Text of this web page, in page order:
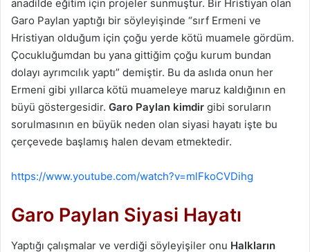
anadilde eğitim için projeler sunmuştur. Bir Hristiyan olan
Garo Paylan yaptığı bir söyleyişinde “sırf Ermeni ve
Hristiyan olduğum için çoğu yerde kötü muamele gördüm.
Çocukluğumdan bu yana gittiğim çoğu kurum bundan
dolayı ayrımcılık yaptı” demiştir. Bu da aslıda onun her
Ermeni gibi yıllarca kötü muameleye maruz kaldığının en
büyü göstergesidir. Garo Paylan kimdir gibi soruların
sorulmasının en büyük neden olan siyasi hayatı işte bu
çerçevede başlamış halen devam etmektedir.
https://www.youtube.com/watch?v=mlFkoCVDihg
Garo Paylan Siyasi Hayatı
Yaptığı çalışmalar ve verdiği söyleyişiler onu Halkların